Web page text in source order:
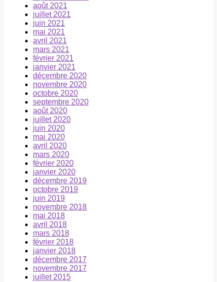
août 2021
juillet 2021
juin 2021
mai 2021
avril 2021
mars 2021
février 2021
janvier 2021
décembre 2020
novembre 2020
octobre 2020
septembre 2020
août 2020
juillet 2020
juin 2020
mai 2020
avril 2020
mars 2020
février 2020
janvier 2020
décembre 2019
octobre 2019
juin 2019
novembre 2018
mai 2018
avril 2018
mars 2018
février 2018
janvier 2018
décembre 2017
novembre 2017
juillet 2015